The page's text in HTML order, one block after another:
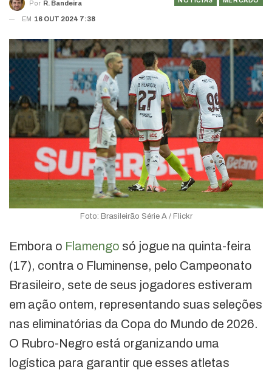
Por R. Bandeira
EM 16 OUT 2024 7:38
Foto: Brasileirão Série A / Flickr
Embora o Flamengo só jogue na quinta-feira
(17), contra o Fluminense, pelo Campeonato
Brasileiro, sete de seus jogadores estiveram
em ação ontem, representando suas seleções
nas eliminatórias da Copa do Mundo de 2026.
O Rubro-Negro está organizando uma
logística para garantir que esses atletas